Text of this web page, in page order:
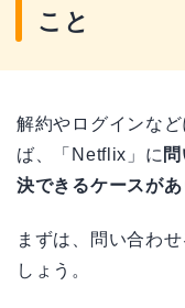
こと
解約やログインな
ば、「Netflix」に
決できるケースが
まずは、問い合わ
しょう。